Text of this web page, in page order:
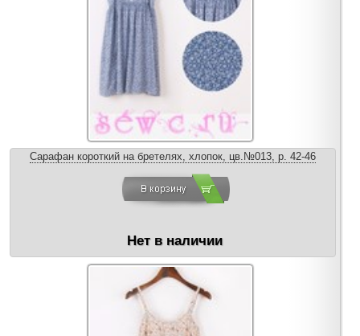
Сарафан короткий на бретелях, хлопок, цв.№013, р. 42-46
Нет в наличии